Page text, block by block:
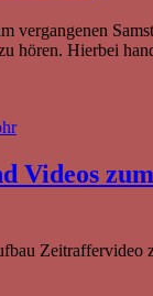
vergangenen
hören. Hierbei
Videos
Zeitraffervideo